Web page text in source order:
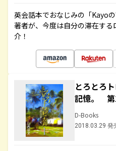
英会話本でおなじみの「Kayo
著者が、今度は自分の滞在す
介！
とろとろ
記憶。 第
D-Books
2018.03.29 発